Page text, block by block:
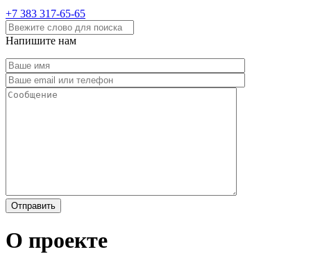
+7 383 317-65-65
Напишите нам
О проекте